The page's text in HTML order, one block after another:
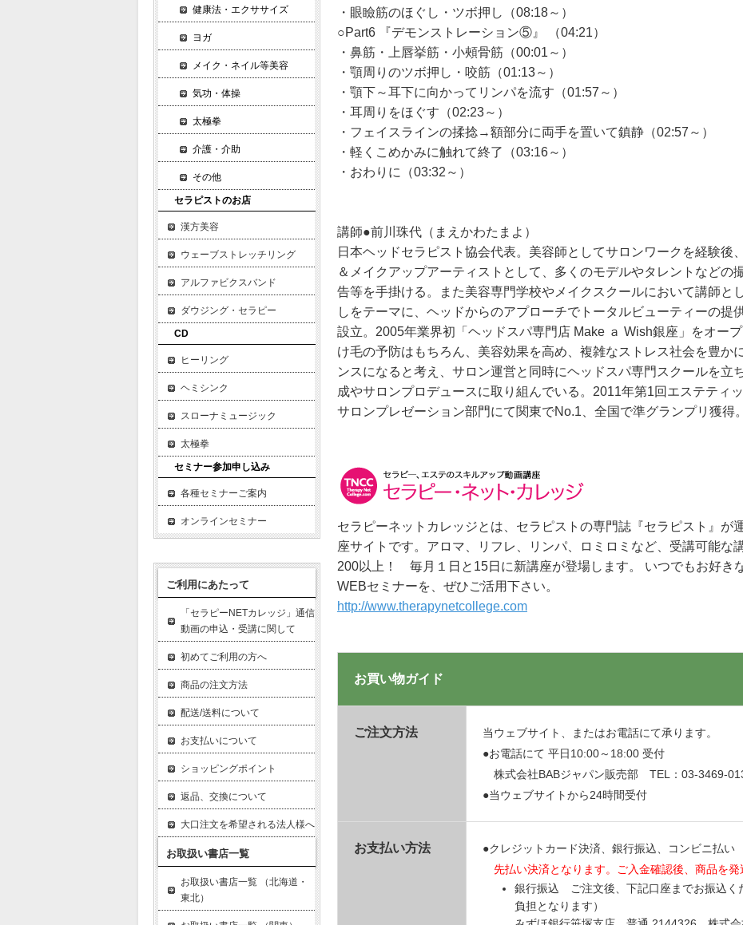
・眼瞼筋のほぐし・ツボ押し（08:18～）
○Part6 『デモンストレーション⑤』 （04:21）
・鼻筋・上唇挙筋・小頰骨筋（00:01～）
・顎周りのツボ押し・咬筋（01:13～）
・顎下～耳下に向かってリンパを流す（01:57～）
・耳周りをほぐす（02:23～）
・フェイスラインの揉捻→額部分に両手を置いて鎮静（02:57～）
・軽くこめかみに触れて終了（03:16～）
・おわりに（03:32～）
講師●前川珠代（まえかわたまよ）
日本ヘッドセラピスト協会代表。美容師としてサロンワークを経験後
＆メイクアップアーティストとして、多くのモデルやタレントなどの
告等を手掛ける。また美容専門学校やメイクスクールにおいて講師と
しをテーマに、ヘッドからのアプローチでトータルビューティーの提
設立。2005年業界初「ヘッドスパ専門店 Make ａ Wish銀座」をオー
け毛の予防はもちろん、美容効果を高め、複雑なストレス社会を豊か
ンスになると考え、サロン運営と同時にヘッドスパ専門スクールを立
成やサロンプロデュースに取り組んでいる。2011年第1回エステティ
サロンプレゼーション部門にて関東でNo.1、全国で準グランプリ獲得。
セラピーネットカレッジとは、セラピストの専門誌『セラピスト』が
座サイトです。アロマ、リフレ、リンパ、ロミロミなど、受講可能な
200以上！ 毎月１日と15日に新講座が登場します。 いつでもお好き
WEBセミナーを、ぜひご活用下さい。
http://www.therapynetcollege.com
お買い物ガイド
ご注文方法
当ウェブサイト、またはお電話にて承ります。
●お電話にて 平日10:00～18:00 受付
株式会社BABジャパン販売部 TEL：03-3469-
●当ウェブサイトから24時間受付
お支払い方法
●クレジットカード決済、銀行振込、コンビニ払い
先払い決済となります。ご入金確認後、商品を発
銀行振込 ご注文後、下記口座までお振込く
負担となります）
健康法・エクササイズ
ヨガ
メイク・ネイル等美容
気功・体操
太極拳
介護・介助
その他
セラピストのお店
漢方美容
ウェーブストレッチリング
アルファビクスバンド
ダウジング・セラピー
CD
ヒーリング
ヘミシンク
スローナミュージック
太極拳
セミナー参加申し込み
各種セミナーご案内
オンラインセミナー
ご利用にあたって
「セラピーNETカレッジ」通信
動画の申込・受講に関して
初めてご利用の方へ
商品の注文方法
配送/送料について
お支払いについて
ショッピングポイント
返品、交換について
大口注文を希望される法人様へ
お取扱い書店一覧
お取扱い書店一覧 （北海道・
東北）